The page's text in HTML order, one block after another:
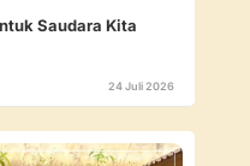
Saudara Kita
24 Juli 2026